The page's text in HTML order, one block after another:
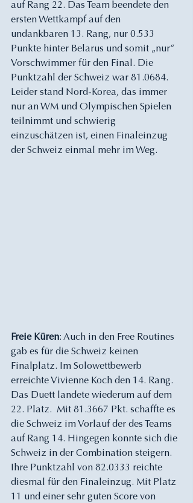
auf Rang 22. Das Team beendete den
ersten Wettkampf auf den
undankbaren 13. Rang, nur 0.533
Punkte hinter Belarus und somit „nur“
Vorschwimmer für den Final. Die
Punktzahl der Schweiz war 81.0684.
Leider stand Nord-Korea, das immer
nur an WM und Olympischen Spielen
teilnimmt und schwierig
einzuschätzen ist, einen Finaleinzug
der Schweiz einmal mehr im Weg.
Freie Küren: Auch in den Free Routines
gab es für die Schweiz keinen
Finalplatz. Im Solowettbewerb
erreichte Vivienne Koch den 14. Rang.
Das Duett landete wiederum auf dem
22. Platz.  Mit 81.3667 Pkt. schaffte es
die Schweiz im Vorlauf der des Teams
auf Rang 14. Hingegen konnte sich die
Schweiz in der Combination steigern.
Ihre Punktzahl von 82.0333 reichte
diesmal für den Finaleinzug. Mit Platz
11 und einer sehr guten Score von